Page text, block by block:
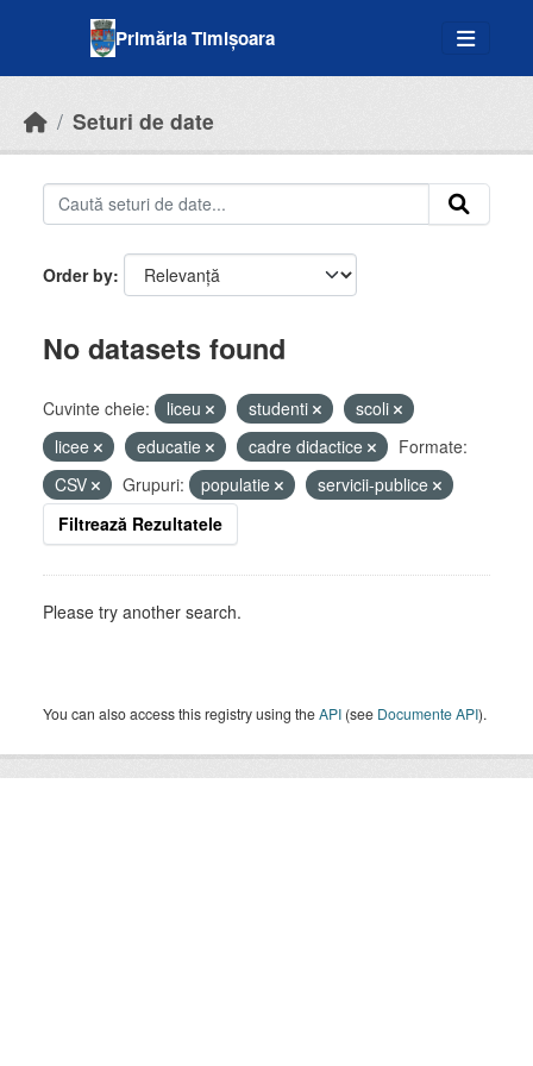
Primăria Timișoara
Seturi de date
Order by
No datasets found
Cuvinte cheie: liceu studenti
scoli
licee
educatie cadre didactice
Formate:
CSV
Grupuri: populatie
servicii-publice
Filtrează Rezultatele
Please try another search.
You can also access this registry using theAPI (see Documente API).